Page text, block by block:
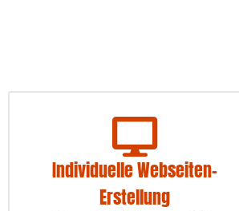
Individuelle Webseiten-
Erstellung